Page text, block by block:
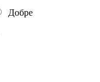
Добре